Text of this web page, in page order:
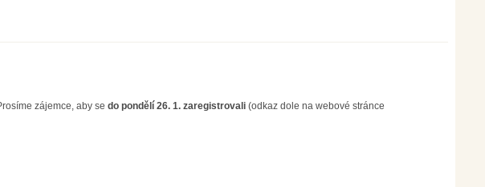
zájemce, aby se do pondělí 26. 1. zaregistrovali (odkaz dole na webové stránce